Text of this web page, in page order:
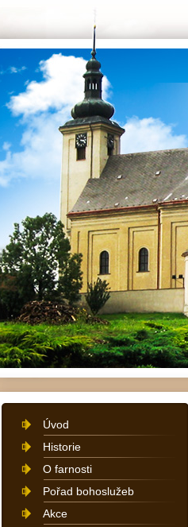
Úvod
Historie
O farnosti
Pořad bohoslužeb
Akce